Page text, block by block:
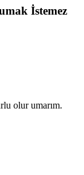
İstemez
olur umarım.